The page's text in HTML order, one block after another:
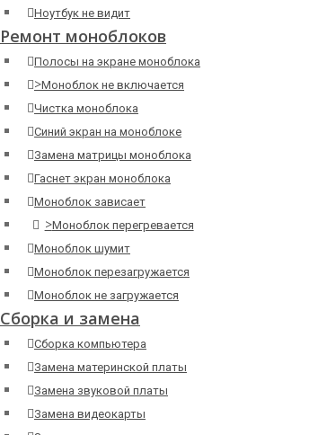
Ноутбук не видит
Ремонт моноблоков
Полосы на экране моноблока
>Моноблок не включается
Чистка моноблока
Синий экран на моноблоке
Замена матрицы моноблока
Гаснет экран моноблока
Моноблок зависает
>Моноблок перегревается
Моноблок шумит
Моноблок перезагружается
Моноблок не загружается
Сборка и замена
Сборка компьютера
Замена материнской платы
Замена звуковой платы
Замена видеокарты